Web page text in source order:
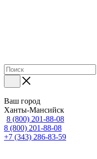
Ваш город
Ханты-Мансийск
8 (800) 201-88-08
8 (800) 201-88-08
+7 (343) 286-83-59